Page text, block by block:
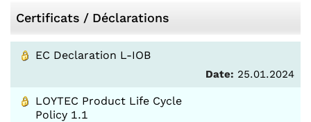
Certificats / Déclarations
EC Declaration L-IOB
Date: 25.01.2024
LOYTEC Product Life Cycle
Policy 1.1